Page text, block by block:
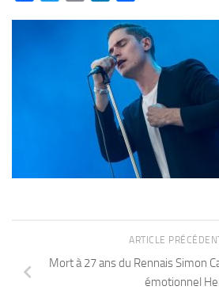
ARTICLE
Mort à 27 ans du Rennais Simon
émotionnel